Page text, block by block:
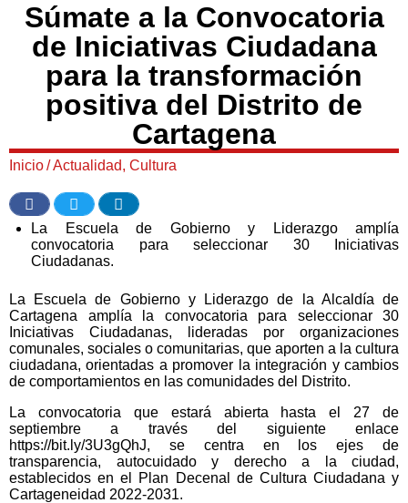
Súmate a la Convocatoria
de Iniciativas Ciudadana
para la transformación
positiva del Distrito de
Cartagena
Inicio/Actualidad, Cultura
La Escuela de Gobierno y Liderazgo amplía
convocatoria para seleccionar 30 Iniciativas
Ciudadanas.
La Escuela de Gobierno y Liderazgo de la Alcaldía de
Cartagena amplía la convocatoria para seleccionar 30
Iniciativas Ciudadanas, lideradas por organizaciones
comunales, sociales o comunitarias, que aporten a la cultura
ciudadana, orientadas a promover la integración y cambios
de comportamientos en las comunidades del Distrito.
La convocatoria que estará abierta hasta el 27 de
septiembre a través del siguiente enlace
https://bit.ly/3U3gQhJ, se centra en los ejes de
transparencia, autocuidado y derecho a la ciudad,
establecidos en el Plan Decenal de Cultura Ciudadana y
Cartageneidad 2022-2031.